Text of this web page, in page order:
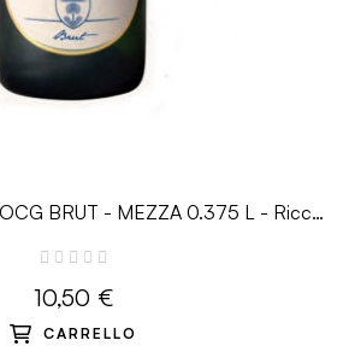
BRUT - MEZZA 0.375 L - Ricci
10,50 €
CARRELLO